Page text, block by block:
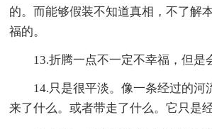
的。而能够假装不知道真相，不了解
福的。
13.折腾一点不一定不幸福，但是
14.只是很平淡。像一条经过的河
来了什么。或者带走了什么。它只是经